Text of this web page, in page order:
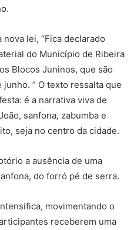
lei, “Fica declarado
do Município de Ribeira
Blocos Juninos, que são
” O texto ressalta que
é a narrativa viva de
sanfona, zabumba e
seja no centro da cidade.
a ausência de uma
do forró pé de serra.
movimentando o
receberem uma